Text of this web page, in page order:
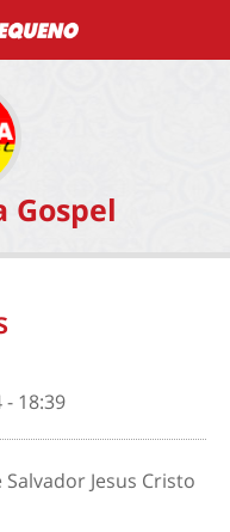
Gospel
18:39
Jesus Cristo